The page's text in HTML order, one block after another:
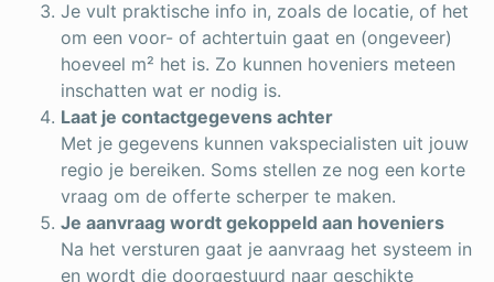
Je vult praktische info in, zoals de locatie, of het
om een voor- of achtertuin gaat en (ongeveer)
hoeveel m² het is. Zo kunnen hoveniers meteen
inschatten wat er nodig is.
Laat je contactgegevens achter
Met je gegevens kunnen vakspecialisten uit jouw
regio je bereiken. Soms stellen ze nog een korte
vraag om de offerte scherper te maken.
Je aanvraag wordt gekoppeld aan hoveniers
Na het versturen gaat je aanvraag het systeem in
en wordt die doorgestuurd naar geschikte